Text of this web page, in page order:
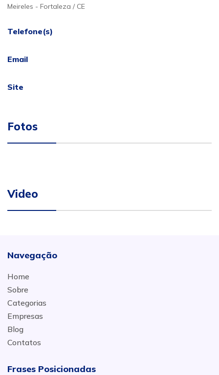
Meireles - Fortaleza / CE
Telefone(s)
Email
Site
Fotos
Video
Navegação
Home
Sobre
Categorias
Empresas
Blog
Contatos
Frases Posicionadas